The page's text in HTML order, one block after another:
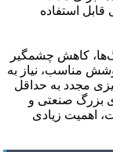
استفاده
کاهش چشمگیر
مناسب، نیاز به
مجدد به حداقل
بزرگ صنعتی و
اهمیت زیادی